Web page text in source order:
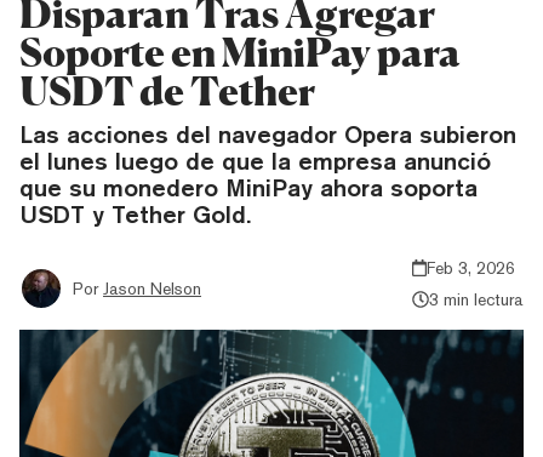
Disparan Tras Agregar
Soporte en MiniPay para
USDT de Tether
Las acciones del navegador Opera subieron
el lunes luego de que la empresa anunció
que su monedero MiniPay ahora soporta
USDT y Tether Gold.
Por Jason Nelson
Feb 3, 2026
3 min lectura